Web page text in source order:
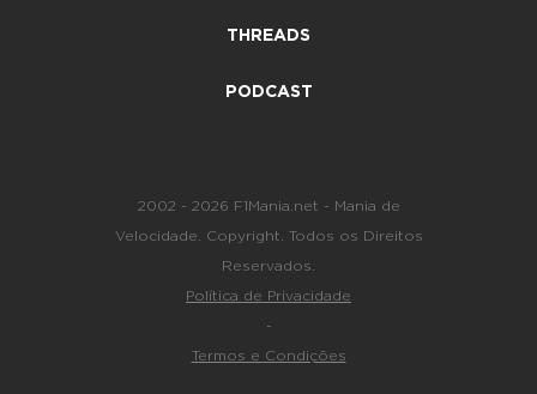
THREADS
PODCAST
2002 - 2026 F1Mania.net - Mania de
Velocidade. Copyright. Todos os Direitos
Reservados.
Política de Privacidade
-
Termos e Condições